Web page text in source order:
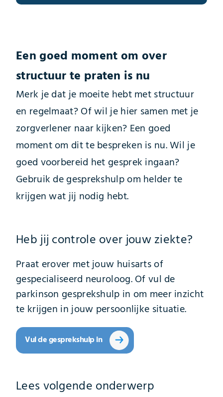
Een goed moment om over
structuur te praten is nu
Merk je dat je moeite hebt met structuur
en regelmaat? Of wil je hier samen met je
zorgverlener naar kijken? Een goed
moment om dit te bespreken is nu. Wil je
goed voorbereid het gesprek ingaan?
Gebruik de gesprekshulp om helder te
krijgen wat jij nodig hebt.
Heb jij controle over jouw ziekte?
Praat erover met jouw huisarts of
gespecialiseerd neuroloog. Of vul de
parkinson gesprekshulp in om meer inzicht
te krijgen in jouw persoonlijke situatie.
Vul de gesprekshulp in
Lees volgende onderwerp